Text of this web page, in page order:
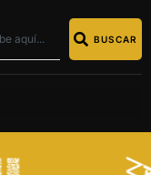
BUSCAR